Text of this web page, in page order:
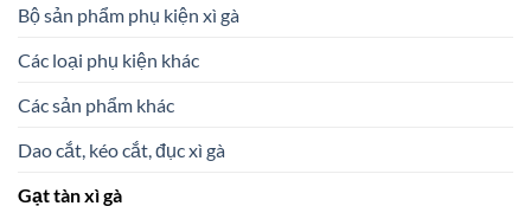
Bộ sản phẩm phụ kiện xì gà
Các loại phụ kiện khác
Các sản phẩm khác
Dao cắt, kéo cắt, đục xì gà
Gạt tàn xì gà